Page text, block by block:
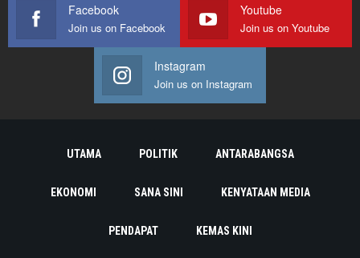
Facebook
Join us on Facebook
Youtube
Join us on Youtube
Instagram
Join us on Instagram
UTAMA POLITIK ANTARABANGSA
EKONOMI SANA SINI KENYATAAN MEDIA
PENDAPAT KEMAS KINI